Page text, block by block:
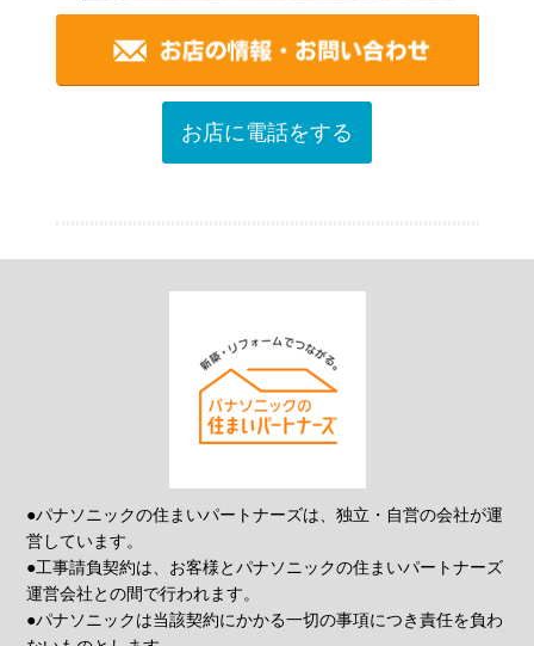
お店に電話をする
●パナソニックの住まいパートナーズは、独立・自営の会社が運
営しています。
●工事請負契約は、お客様とパナソニックの住まいパートナーズ
運営会社との間で行われます。
●パナソニックは当該契約にかかる一切の事項につき責任を負わ